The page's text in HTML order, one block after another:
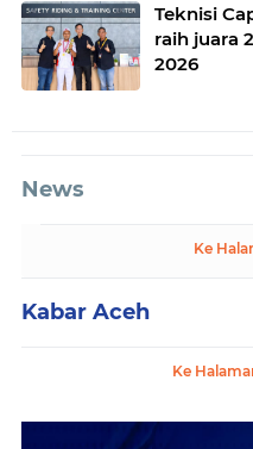
Teknisi
raih juara
2026
News
Ke
Kabar Aceh
Ke